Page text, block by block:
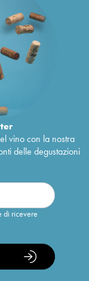
vino con la nostra
delle degustazioni
di ricevere